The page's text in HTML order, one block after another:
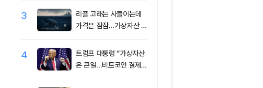
3
리플 고래는 사들이는데
가격은 잠잠…가상자산 바
4
트럼프 대통령 “가상자산
은 큰일…비트코인 결제